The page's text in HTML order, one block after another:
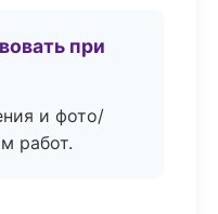
при
и фото/
работ.